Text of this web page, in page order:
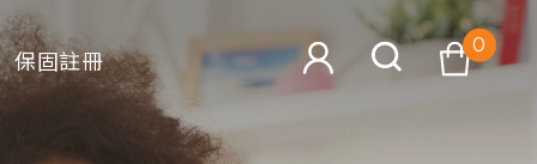
0
保固註冊